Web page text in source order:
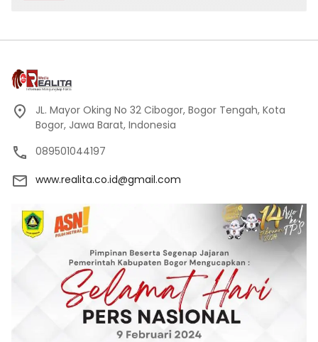
JL. Mayor Oking No 32 Cibogor, Bogor Tengah, Kota
Bogor, Jawa Barat, Indonesia
089501044197
www.realita.co.id@gmail.com